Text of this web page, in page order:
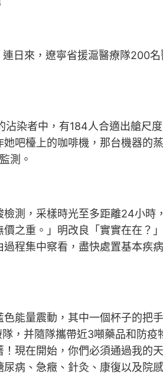
來，遼寧省援滬醫療隊200名
者中，有184人合適出艙尺
吧檯上的咖啡機，那台機器的
測。
，采樣時光至多距離24小時
之重。」明改良「實實在在？
程集中察看，盡快處置基本疾
量震動，其中一個杯子的把
，并隨隊攜帶近3噸藥品和防
現在開始，你們必須通過我的
病、急癥、針灸、康復以及院